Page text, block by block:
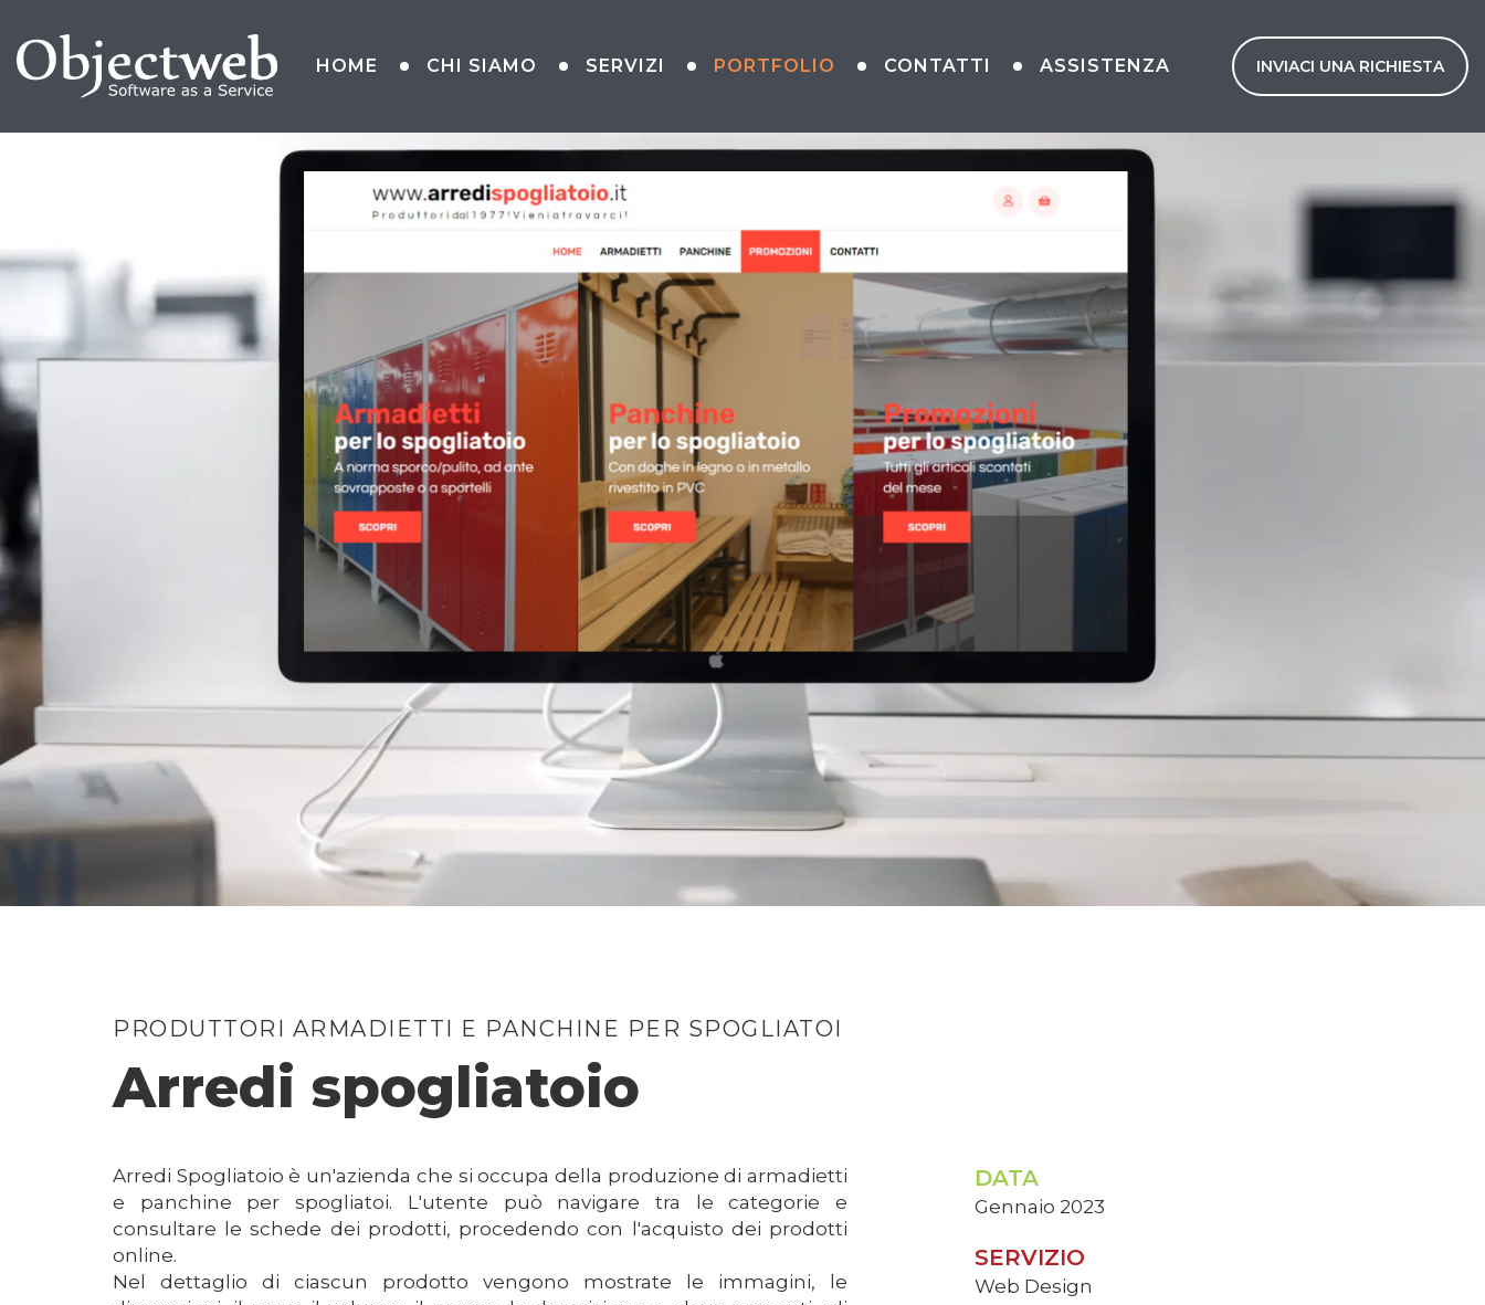
HOME CHI SIAMO SERVIZI PORTFOLIO CONTATTI ASSISTENZA INVIACI UNA RICHIESTA
PRODUTTORI ARMADIETTI E PANCHINE PER SPOGLIATOI
Arredi spogliatoio
Arredi Spogliatoio è un'azienda che si occupa della produzione di armadietti
e panchine per spogliatoi. L'utente può navigare tra le categorie e
consultare le schede dei prodotti, procedendo con l'acquisto dei prodotti
online.
Nel dettaglio di ciascun prodotto vengono mostrate le immagini, le
DATA
Gennaio 2023
SERVIZIO
Web Design